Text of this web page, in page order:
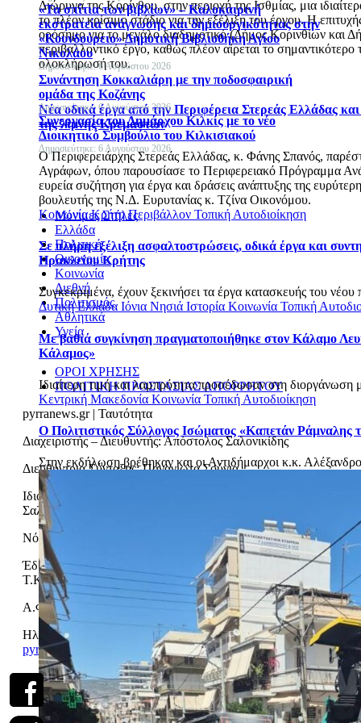
Διώρυγα της Κορίνθου, στην περιοχή της Ισθμίας, μια
το πλέον κρίσιμο στάδιο για την εξέλιξη του έργου. Η
ορόσημο για το μεγάλο διαδημοτικό (Δήμος Κορινθίων
περιβαλλοντικό έργο, καθώς πλέον αίρεται το σημαντικότερο
ολοκλήρωσή του.
Νέα οδικά έργα από την Περιφέρεια Στερεάς Ελλάδας
της λίμνης Κρεμαστών
Ο Περιφερειάρχης Στερεάς Ελλάδας, κ. Φάνης Σπανός,
Αγράφων, όπου παρουσίασε το Περιφερειακό Πρόγραμμα
ευρεία συζήτηση για έργα και δράσεις ανάπτυξης της
βουλευτής της Ν.Δ. Ευρυτανίας κ. Τζίνα Οικονόμου.
ΚοινωνίαΚρήτηΠεριβάλλον Τοπική Αυτοδιοίκηση
Σε πλήρη εξέλιξη ασφαλτοστρώσεις, οδικά έργα και
Ηρακλείου Κρήτης
Συγκεκριμένα, έχουν ξεκινήσει τα έργα κατασκευής του
Δυτική Ελλάδα Ιόνια Νησιά Ιστορία Κοινωνία Τοπική
Με βαθιά συγκίνηση πραγματοποιήθηκε στον Κάλαμο
Κάλαμος»
Ιδιαίτερη τιμή και λαμπρότητα προσέδωσαν στη διοργάνωση
Κεντρική Μακεδονία Κοινωνία Τοπική Αυτοδιοίκηση
Ο Πολιτιστικός Σύλλογος Ισώματος «Καπετάν Ράμναλης
Στην εκδήλωση βρέθηκαν και οι Αντιδήμαρχοι κ.κ.
«Τα σπίτια των βιβλίων» – Καλοκαιρινή
εκστρατεία ανάγνωσης και δημιουργικότητας στην
«Κουνδούρειο» Δημοτική Βιβλιοθήκη Αγίου
Νικολάου
Δημοσιεύτηκε: 6 Αυγούστου 2026
Συνάντηση Κοκκαλιάρη με την ποδοσφαιρική
ομάδα της Κοζάνης
Δημοσιεύτηκε: 6 Αυγούστου 2026
Συνεργασία του Δημάρχου Κιλκίς με το νέο
Διοικητικό Συμβούλιο του Κιλκισιακού
Δημοσιεύτηκε: 6 Αυγούστου 2026
Μόνιμες Στήλες
Ελλάδα
Πολιτική
Οικονομία
Κοινωνία
Διεθνή
Πολιτισμός
Αθλητικά
Υγεία
ΟΡΟΙ ΧΡΗΣΗΣ
ΠΟΛΙΤΙΚΗ ΠΡΟΣΤΑΣΙΑΣ ΑΠΟΡΡΗΤΟΥ
pyrranews.gr | Ταυτότητα
Διαχειριστής – Διευθυντής: Απόστολος Σαλονικίδης
Διευθύντρια Σύνταξης: Παναγιώτα Σούγια
Ιδιοκτησία – Δικαιούχος domain name: Απόστολος
Σαλονικίδης & ΣΙΑ Ο.Ε.
Νόμιμος Εκπρόσωπος: Απόστολος Σαλονικίδης
Έδρα – Γραφεία: Χρυσοστόμου Σμύρνης αρ. 45-49, Αθήνα,
Τ.Κ. 11144
Α.Φ.Μ.: 099112637, Δ.Ο.Υ.: ΙΓ΄ ΑΘΗΝΩΝ
Ηλεκτρονική διεύθυνση Επικοινωνίας:
pyrranews@gmail.com
, Τηλ. Επικοινωνίας: 6944503911